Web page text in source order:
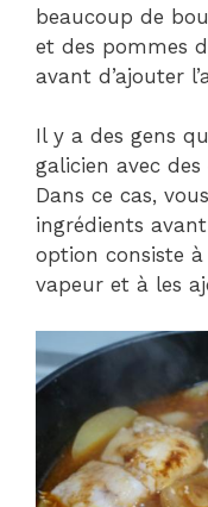
beaucoup de
et des pommes
avant d’ajouter
Il y a des gens
galicien avec
Dans ce cas,
ingrédients avant
option consiste
vapeur et à les